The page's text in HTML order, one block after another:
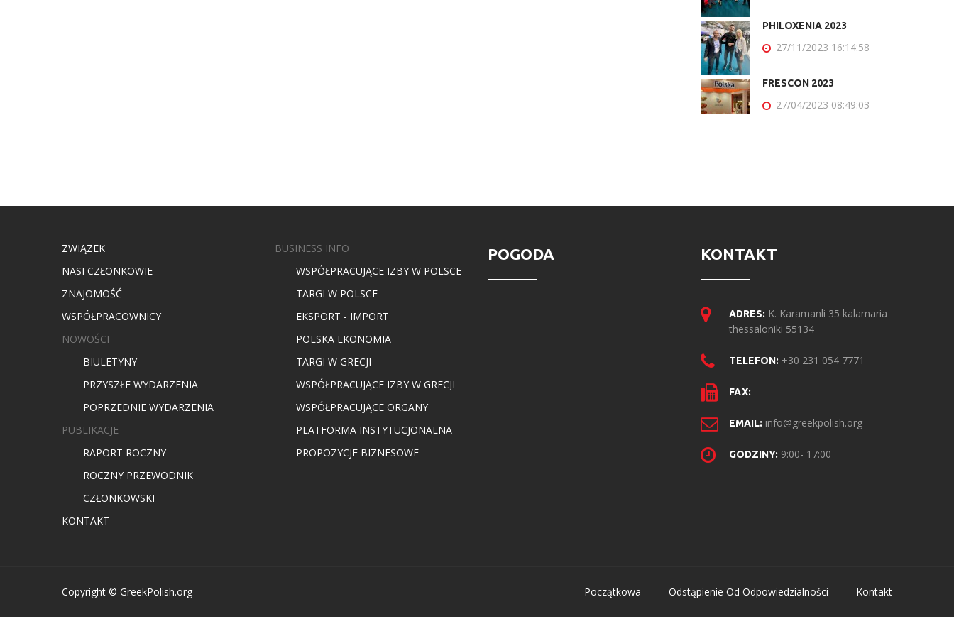
PHILOXENIA 2023
27/11/2023 16:14:58
FRESCON 2023
27/04/2023 08:49:03
ZWIĄZEK
NASI CZŁONKOWIE
ZNAJOMOŚĆ
WSPÓŁPRACOWNICY
NOWOŚCI
BIULETYNY
PRZYSZŁE WYDARZENIA
POPRZEDNIE WYDARZENIA
PUBLIKACJE
RAPORT ROCZNY
ROCZNY PRZEWODNIK
CZŁONKOWSKI
KONTAKT
BUSINESS INFO
WSPÓŁPRACUJĄCE IZBY W POLSCE
TARGI W POLSCE
EKSPORT - IMPORT
POLSKA EKONOMIA
TARGI W GRECJI
WSPÓŁPRACUJĄCE IZBY W GRECJI
WSPÓŁPRACUJĄCE ORGANY
PLATFORMA INSTYTUCJONALNA
PROPOZYCJE BIZNESOWE
POGODA KONTAKT
ADRES: K. Karamanli 35 kalamaria
thessaloniki 55134
TELEFON: +30 231 054 7771
FAX:
EMAIL: info@greekpolish.org
GODZINY: 9:00- 17:00
Copyright © GreekPolish.org Początkowa Odstąpienie Od Odpowiedzialności Kontakt